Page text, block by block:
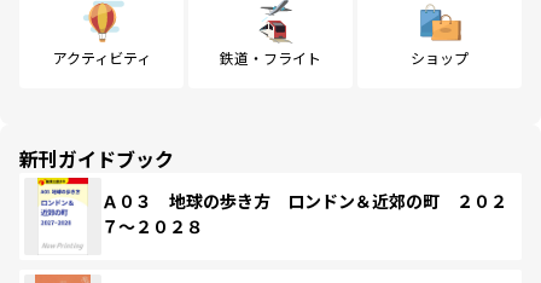
アクティビティ 鉄道・フライト ショップ
新刊ガイドブック
Ａ０３ 地球の歩き方 ロンドン＆近郊の町 ２０２
７～２０２８